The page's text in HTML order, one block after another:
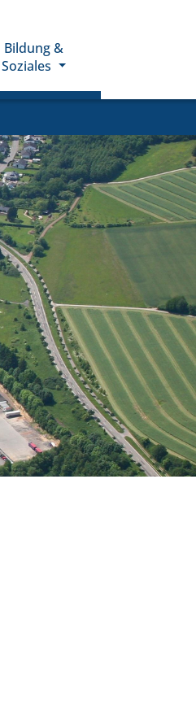
Bildung &
Soziales